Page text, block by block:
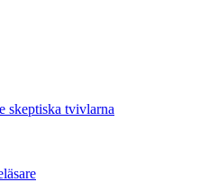
skeptiska tvivlarna